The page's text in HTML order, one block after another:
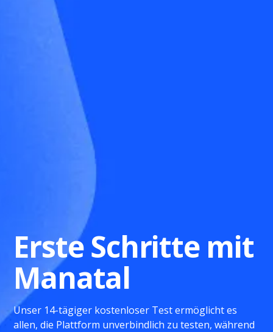
Erste Schritte mit
Manatal
Unser 14-tägiger kostenloser Test ermöglicht es
allen, die Plattform unverbindlich zu testen, während